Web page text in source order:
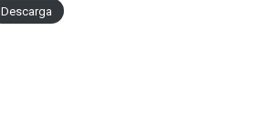
Descarga